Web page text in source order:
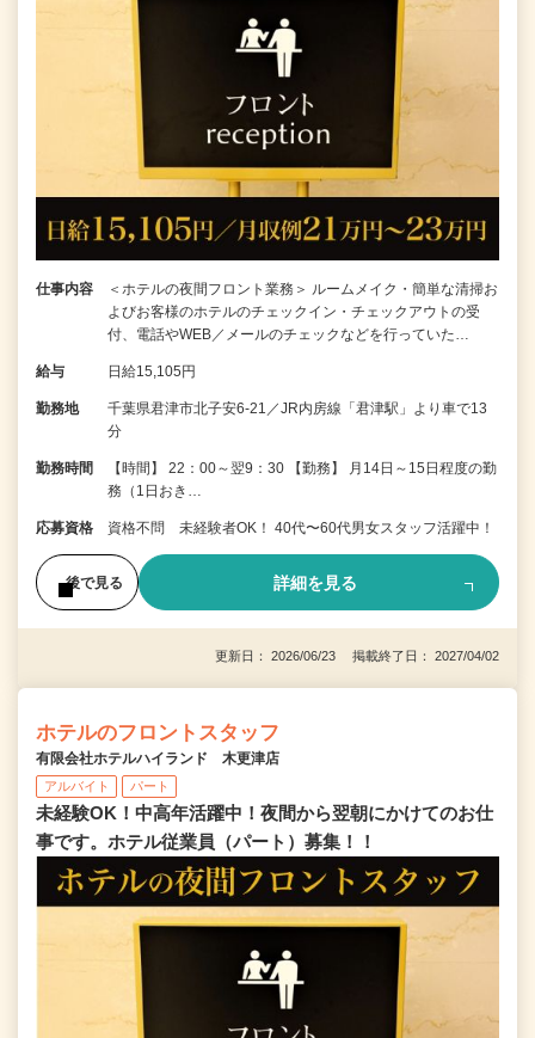
仕事内容
＜ホテルの夜間フロント業務＞ ルームメイク・簡単な清掃お
よびお客様のホテルのチェックイン・チェックアウトの受
付、電話やWEB／メールのチェックなどを行っていた…
給与 日給15,105円
勤務地
千葉県君津市北子安6-21／JR内房線「君津駅」より車で13
分
勤務時間
【時間】 22：00～翌9：30 【勤務】 月14日～15日程度の勤
務（1日おき…
応募資格 資格不問 未経験者OK！ 40代〜60代男女スタッフ活躍中！
後で見る 詳細を見る
更新日： 2026/06/23 掲載終了日： 2027/04/02
ホテルのフロントスタッフ
有限会社ホテルハイランド 木更津店
アルバイト パート
未経験OK！中高年活躍中！夜間から翌朝にかけてのお仕
事です。ホテル従業員（パート）募集！！